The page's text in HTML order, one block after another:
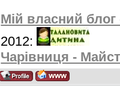
Мій власний
2012:
Чарівниця -